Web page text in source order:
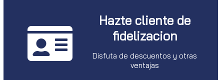
Hazte cliente de
fidelizacion
Disfuta de descuentos y otras
ventajas